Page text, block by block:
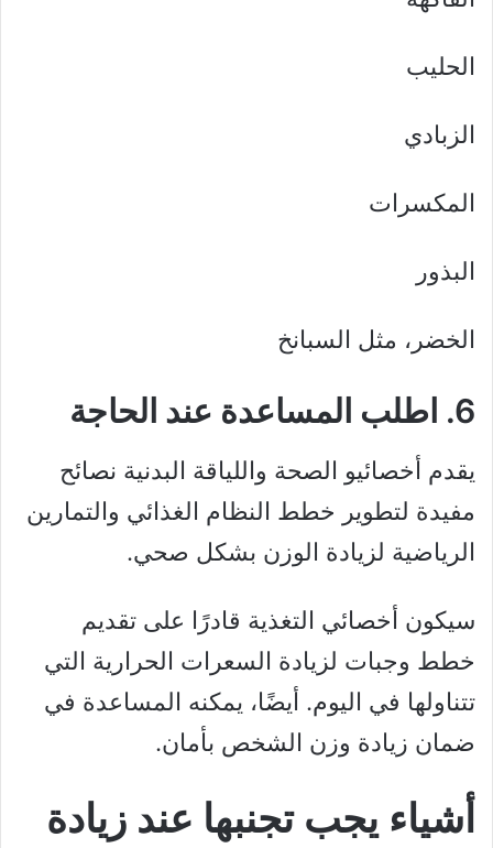
الحليب
الزبادي
المكسرات
البذور
الخضر، مثل السبانخ
6. اطلب المساعدة عند الحاجة
يقدم أخصائيو الصحة واللياقة البدنية نصائح
مفيدة لتطوير خطط النظام الغذائي والتمارين
الرياضية لزيادة الوزن بشكل صحي.
سيكون أخصائي التغذية قادرًا على تقديم
خطط وجبات لزيادة السعرات الحرارية التي
تتناولها في اليوم. أيضًا، يمكنه المساعدة في
ضمان زيادة وزن الشخص بأمان.
أشياء يجب تجنبها عند زيادة